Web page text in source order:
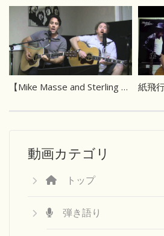
【Mike Masse and Sterling Cottam】Scarborough Fair/Canticle (Simon & Garfunkel cover) 紙飛
動画カテゴリ
トップ
弾き語り